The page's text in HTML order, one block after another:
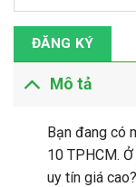
ĐĂNG KÝ
Mô tả
Bạn đang có
10 TPHCM.
uy tín giá